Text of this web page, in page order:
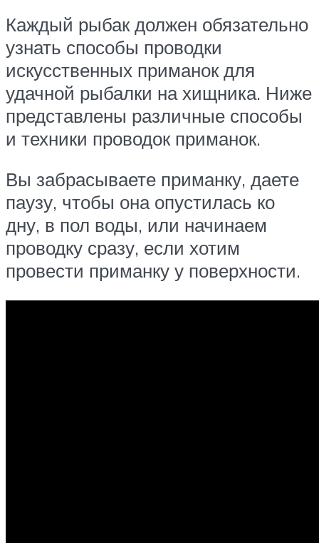
Каждый рыбак должен обязательно
узнать способы проводки
искусственных приманок для
удачной рыбалки на хищника. Ниже
представлены различные способы
и техники проводок приманок.
Вы забрасываете приманку, даете
паузу, чтобы она опустилась ко
дну, в пол воды, или начинаем
проводку сразу, если хотим
провести приманку у поверхности.